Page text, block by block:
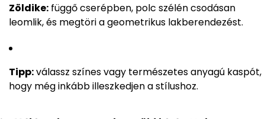
Zöldike: függő cserépben, polc szélén csodásan
leomlik, és megtöri a geometrikus lakberendezést.
Tipp:válassz színes vagy természetes anyagú kaspót,
hogy még inkább illeszkedjen a stílushoz.